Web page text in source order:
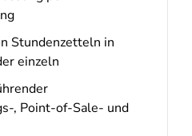
Stundenzetteln in
einzeln
, Point-of-Sale- und